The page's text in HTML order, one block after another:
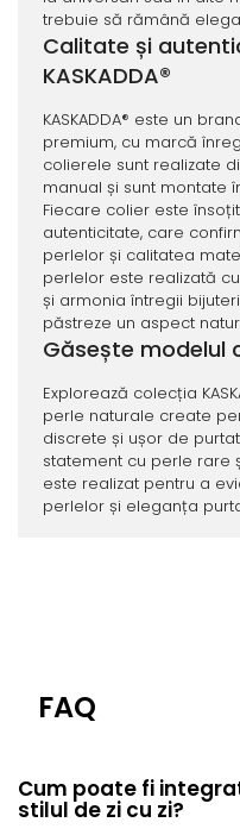
trebuie să rămână
Calitate și
KASKADDA®
KASKADDA® este un
premium, cu marcă
colierele sunt realizate
manual și sunt montate
Fiecare colier este
autenticitate, care
perlelor și calitatea
perlelor este realizată
și armonia întregii
păstreze un aspect
Găsește modelul
Explorează colecția
perle naturale create
discrete și ușor de
statement cu perle rare
este realizat pentru a
perlelor și eleganța
FAQ
Cum poate fi
stilul de zi cu zi?